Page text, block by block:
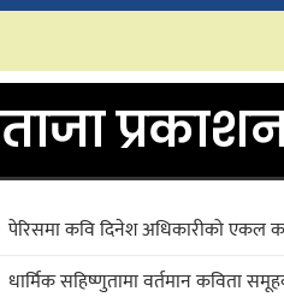
ताजा
पेरिसमा कवि दिनेश अधिकारीको एकल
धार्मिक सहिष्णुतामा वर्तमान कविता